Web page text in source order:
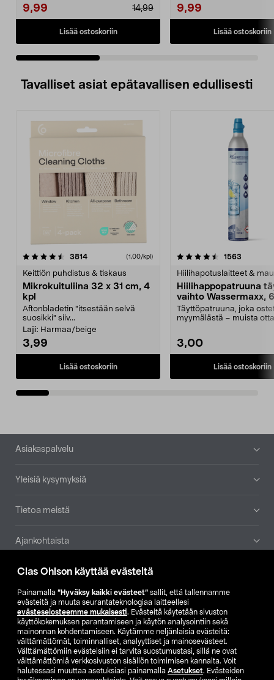
Clas Ohlson käyttää evästeitä
Painamalla ”Hyväksy kaikki evästeet” sallit, että tallennamme
evästeitä ja muuta seurantateknologiaa laitteellesi
evästeselosteemme mukaisesti. Evästeitä käytetään sivuston
käyttökokemuksen parantamiseen ja käytön analysointiin sekä
mainonnan kohdentamiseen. Käytämme neljänlaisia evästeitä:
välttämättömät, toiminnalliset, analyyttiset ja mainosevästeet.
Välttämättömiin evästeisiin ei tarvita suostumustasi, sillä ne ovat
välttämättömiä verkkosivuston sisällön toimimisen kannalta. Voit
halutessasi muuttaa asetuksiasi painamalla Asetukset. Evästeiden
9,99 14,99
Lisää ostoskoriin
9,99
Lisää ostoskoriin
Tavalliset asiat epätavallisen edullisesti
3814arvostelut (1,00/kpl)
Keittiön puhdistus & tiskaus
Mikrokuituliina 32 x 31 cm, 4
kpl
Aftonbladetin "itsestään selvä
suosikki" siiv...
Laji: Harmaa/beige
3,99
Lisää ostoskoriin
4.5viidestä
1563
Hiilihapotuslaitteet &
Hiilihappopatruuna
vaihto Wassermaxx,
Täyttöpatruuna, joka
myymälästä – muista
3,00
Lisää ostoskoriin
4.5viidestä
Alatunniste
Asiakaspalvelu
Yleisiä kysymyksiä
Tietoa meistä
Ajankohtaista
Muut yrityksemme
Etsi myymälä
SE NO FI
FI SV